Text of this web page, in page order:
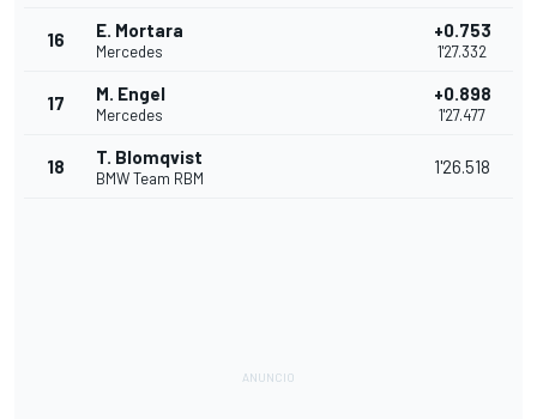
16 E. Mortara
Mercedes
+0.753
1'27.332
17 M. Engel
Mercedes
+0.898
1'27.477
18 T. Blomqvist
BMW Team RBM
1'26.518